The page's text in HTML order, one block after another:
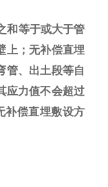
和等于或大于管
上；无补偿直埋
管、出土段等自
应力值不会超过
偿直埋敷设方